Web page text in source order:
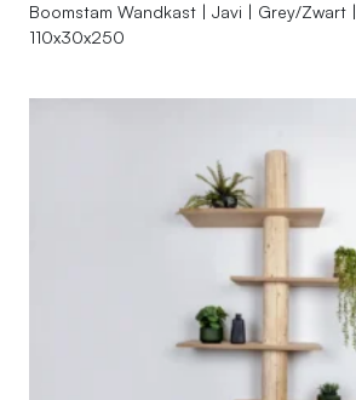
Boomstam Wandkast | Javi | Grey/Zwart |
110x30x250